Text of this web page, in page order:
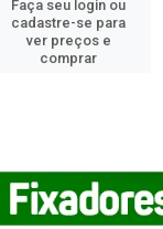
Faça seu login ou
cadastre-se para
ver preços e
comprar